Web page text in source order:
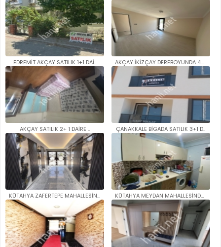
EDREMİT AKÇAY SATILIK 1+1 DAİ.. AKÇAY İKİZÇAY DEREBOYUNDA 4+1 ..
AKÇAY SATILIK 2+ 1 DAİRE .. ÇANAKKALE BİGADA SATILIK 3+1 D..
KÜTAHYA ZAFERTEPE MAHALLESİNDE.. KÜTAHYA MEYDAN MAHALLESİNDE SA..